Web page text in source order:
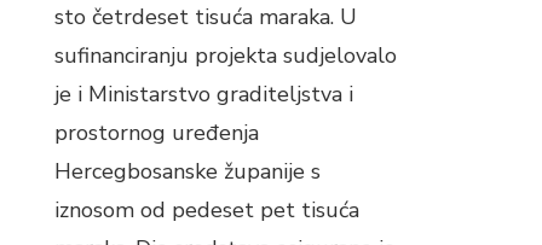
sto četrdeset tisuća maraka. U
sufinanciranju projekta sudjelovalo
je i Ministarstvo graditeljstva i
prostornog uređenja
Hercegbosanske županije s
iznosom od pedeset pet tisuća